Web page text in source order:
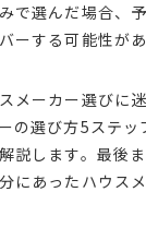
で選んだ場合、
ーする可能性があ
メーカー選びに
の選び方5ステッ
説します。最後
にあったハウス